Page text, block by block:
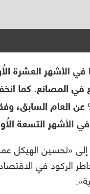
الأشهر العشرة
في المصانع. كما
في الفترة من يناير إلى أكتوبر بنسبة 3.0%
«تحسين الهيكل
الركود في